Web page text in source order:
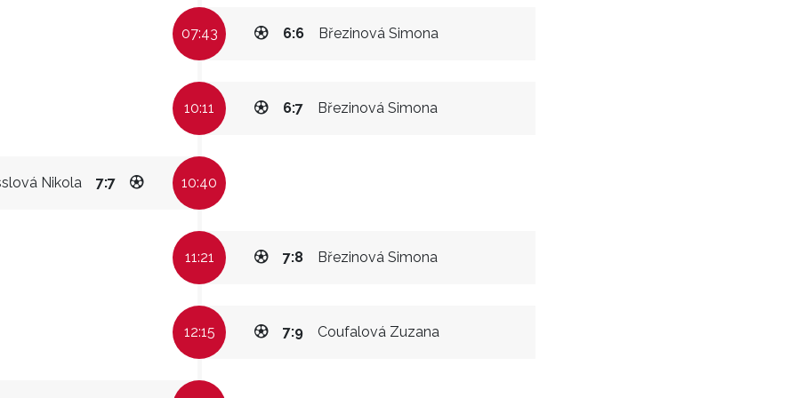
07:43 Březinová Simona
6:6
10:11 Březinová Simona
6:7
Nikola 7:7 10:40
11:21 Březinová Simona
7:8
12:15 Coufalová Zuzana
7:9